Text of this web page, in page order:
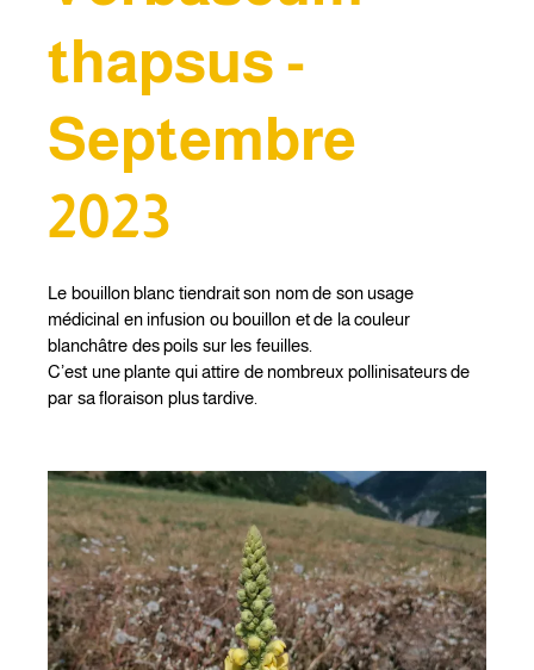
thapsus -
Septembre
2023
Le bouillon blanc tiendrait son nom de son usage
médicinal en infusion ou bouillon et de la couleur
blanchâtre des poils sur les feuilles.
C’est une plante qui attire de nombreux pollinisateurs de
par sa floraison plus tardive.